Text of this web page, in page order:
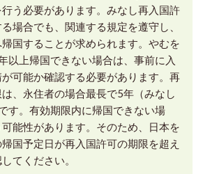
う必要があります。みなし再入国許
場合でも、関連する規定を遵守し、
国することが求められます。やむを
以上帰国できない場合は、事前に入
可能か確認する必要があります。再
、永住者の場合最長で5年（みなし
す。有効期限内に帰国できない場
能性があります。そのため、日本を
国予定日が再入国許可の期限を超え
てください。